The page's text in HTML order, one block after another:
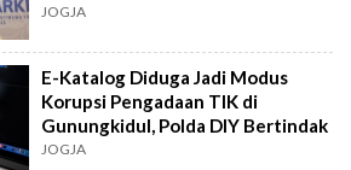
JOGJA
E-Katalog Diduga Jadi Modus
Korupsi Pengadaan TIK di
Gunungkidul, Polda DIY Bertindak
JOGJA